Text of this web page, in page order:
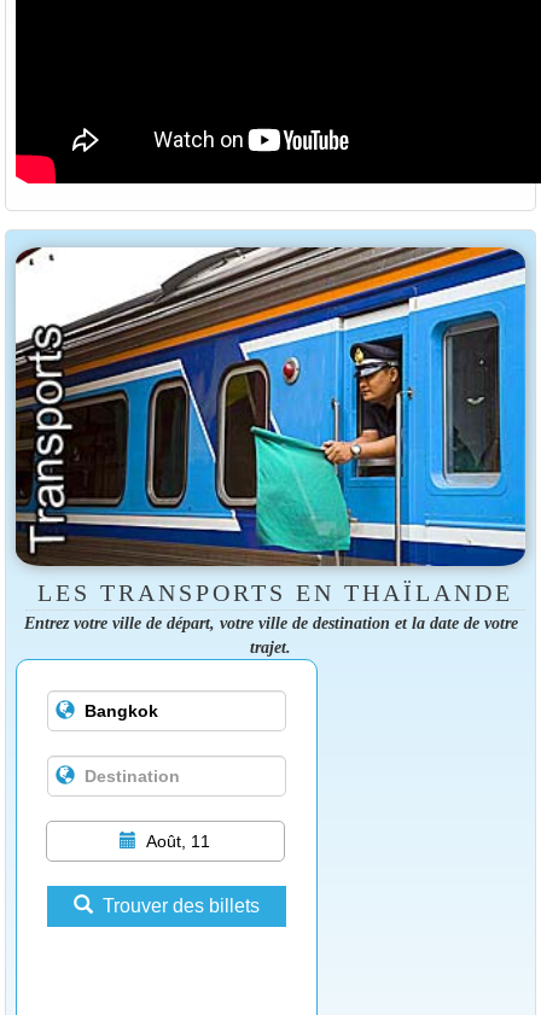
LES TRANSPORTS EN THAÏLANDE
Entrez votre ville de départ, votre ville de destination et la date de votre
trajet.
Août, 11
Trouver des billets